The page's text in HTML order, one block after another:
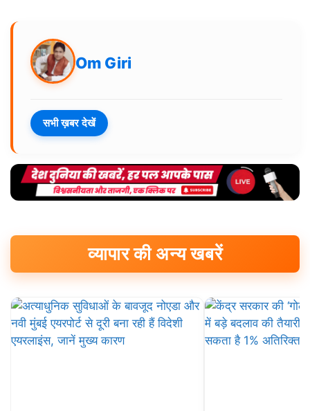
Om Giri
सभी ख़बर देखें
व्यापार की अन्य खबरें